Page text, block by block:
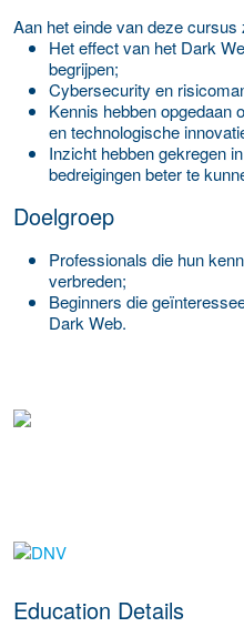
Aan het einde van deze
Het effect van het Dark
begrijpen;
Cybersecurity en
Kennis hebben opgedaan
en technologische
Inzicht hebben gekregen
bedreigingen beter te
Doelgroep
Professionals die hun
verbreden;
Beginners die
Dark Web.
about this provider
Education Details